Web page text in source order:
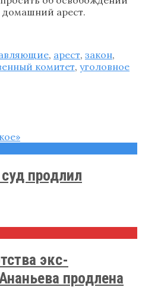
домашний арест.
, арест, закон,
комитет, уголовное
продлил
экс-
продлена